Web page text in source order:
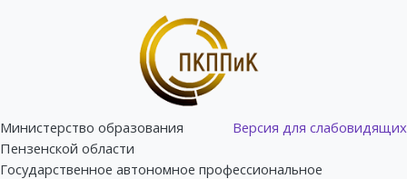
Версия для слабовидящих
Министерство образования
Пензенской области
Государственное автономное профессиональное